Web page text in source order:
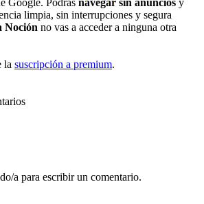
limpia, sin interrupciones y segura
Noción no vas a acceder a ninguna otra
la suscripción a premium.
a para escribir un comentario.